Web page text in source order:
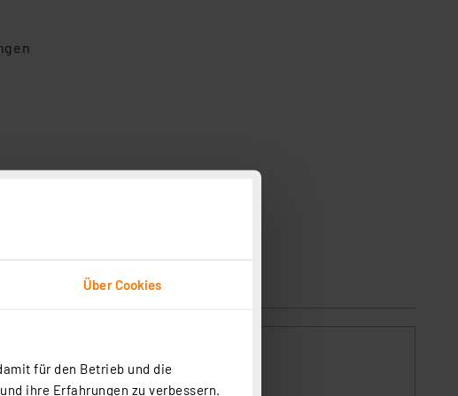
Über Cookies
für den Betrieb und die
ihre Erfahrungen zu verbessern.